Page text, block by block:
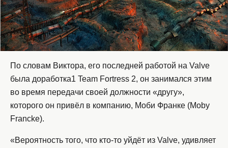
По словам Виктора, его последней работой на Valve
была доработка1 Team Fortress 2, он занимался этим
во время передачи своей должности «другу»,
которого он привёл в компанию, Моби Франке (Moby
Francke).
«Вероятность того, что кто-то уйдёт из Valve, удивляет